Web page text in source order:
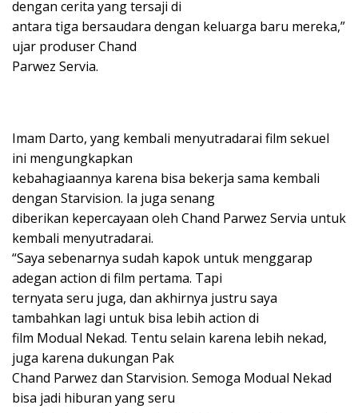
dengan cerita yang tersaji di
antara tiga bersaudara dengan keluarga baru mereka,”
ujar produser Chand
Parwez Servia.
Imam Darto, yang kembali menyutradarai film sekuel
ini mengungkapkan
kebahagiaannya karena bisa bekerja sama kembali
dengan Starvision. Ia juga senang
diberikan kepercayaan oleh Chand Parwez Servia untuk
kembali menyutradarai.
“Saya sebenarnya sudah kapok untuk menggarap
adegan action di film pertama. Tapi
ternyata seru juga, dan akhirnya justru saya
tambahkan lagi untuk bisa lebih action di
film Modual Nekad. Tentu selain karena lebih nekad,
juga karena dukungan Pak
Chand Parwez dan Starvision. Semoga Modual Nekad
bisa jadi hiburan yang seru